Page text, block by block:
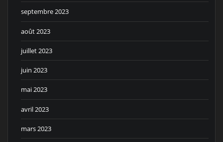
septembre 2023
août 2023
juillet 2023
juin 2023
mai 2023
avril 2023
mars 2023